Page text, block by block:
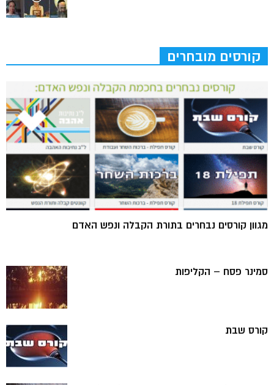
קורסים מובחרים
מגוון קורסים נבחרים בתורת הקבלה ונפש האדם
סמינר פסח – הקליפות
קורס שבת